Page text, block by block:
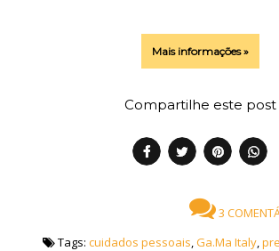
Mais informações »
Compartilhe este post
3
Tags: cuidados pessoais,Ga.Ma Italy,